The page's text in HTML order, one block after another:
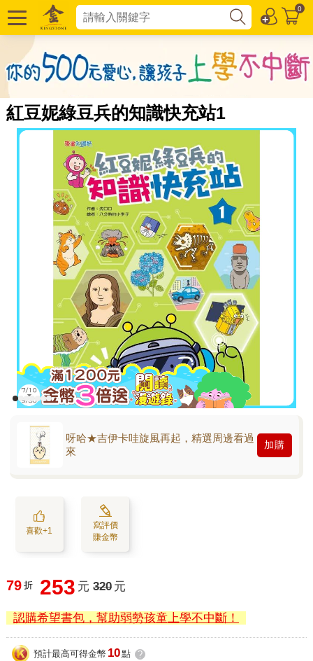
0
紅豆妮綠豆兵的知識快充站1
呀哈★吉伊卡哇旋風再起，精選周邊看過
來
加購
喜歡+1
寫評價
賺金幣
79 折 253 元 320 元
認購希望書包，幫助弱勢孩童上學不中斷！
預計最高可得金幣 10點 ?